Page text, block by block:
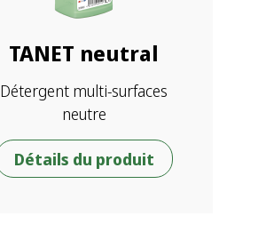
TANET neutral
Détergent multi-surfaces
neutre
Détails du produit